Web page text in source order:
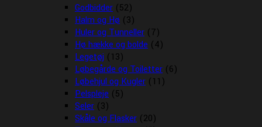
Godbidder (52)
Halm og Hø (3)
Huler og Tunneller (7)
Hø hække og bolde (4)
Legetøj (13)
Løbegårde og Toiletter (6)
Løbehjul og Kugler (11)
Pelspleje (5)
Seler (3)
Skåle og Flasker (20)